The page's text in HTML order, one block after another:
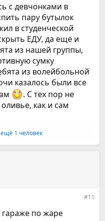
с девчонками в
пару бутылок
в студенческой
ЕДУ, да еще и
из нашей группы,
сумку
из волейбольной
казалось были все
. С тех пор не
как и сам
1 человек
#11
гараже по жаре